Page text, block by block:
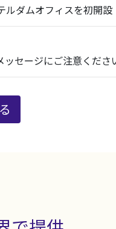
ルダムオフィスを初開設
ッセージにご注意くださ